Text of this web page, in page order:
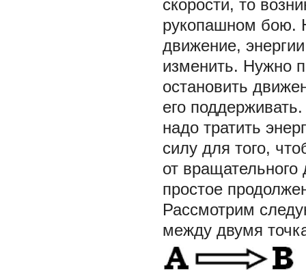
скорости, то
рукопашном бою.
движение,
изменить. Нужно
остановить
его
надо тратить
силу для того,
от
простое
Рассмотрим
между двумя